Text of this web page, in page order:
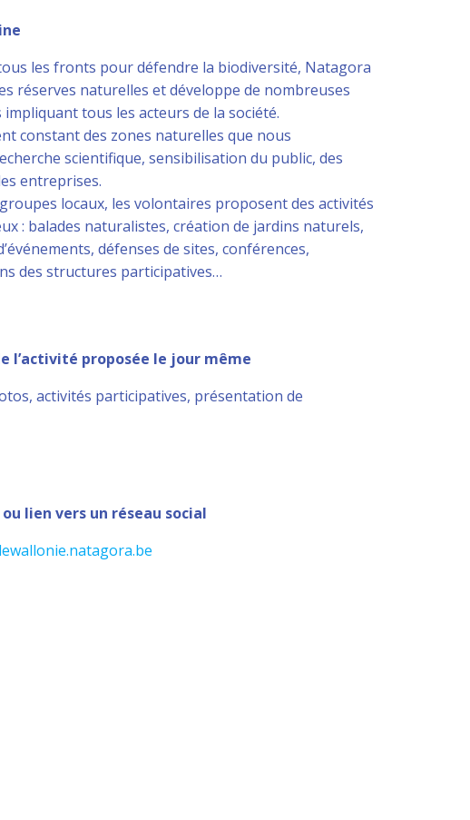
les fronts pour défendre la biodiversité, Natagora
réserves naturelles et développe de nombreuses
tous les acteurs de la société.
constant des zones naturelles que nous
scientifique, sensibilisation du public, des
entreprises.
locaux, les volontaires proposent des activités
: balades naturalistes, création de jardins naturels,
défenses de sites, conférences,
des structures participatives…
l’activité proposée le jour même
activités participatives, présentation de
lien vers un réseau social